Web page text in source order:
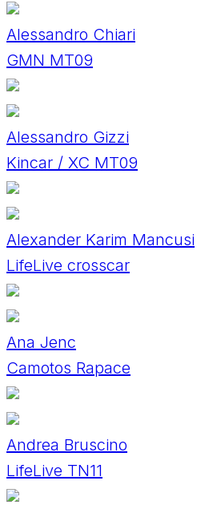
Alessandro Chiari
GMN MT09
Alessandro Gizzi
Kincar / XC MT09
Alexander Karim Mancusi
LifeLive crosscar
Ana Jenc
Camotos Rapace
Andrea Bruscino
LifeLive TN11